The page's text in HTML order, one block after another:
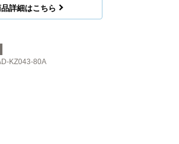
詳細はこちら
KZ043-80A